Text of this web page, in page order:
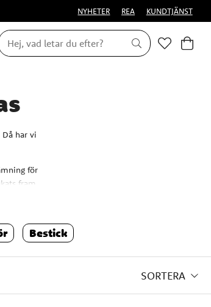
NYHETER REA KUNDTJÄNST
har vi
för
fram
helt
barn
annat
Bestick
SORTERA